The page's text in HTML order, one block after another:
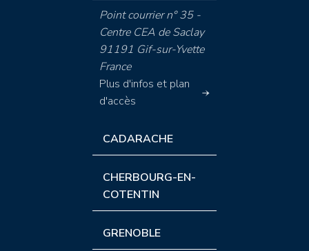
Point courrier n° 35 -
Centre CEA de Saclay
91191 Gif-sur-Yvette
France
Plus d'infos et plan
d'accès
CADARACHE
CHERBOURG-EN-
COTENTIN
GRENOBLE